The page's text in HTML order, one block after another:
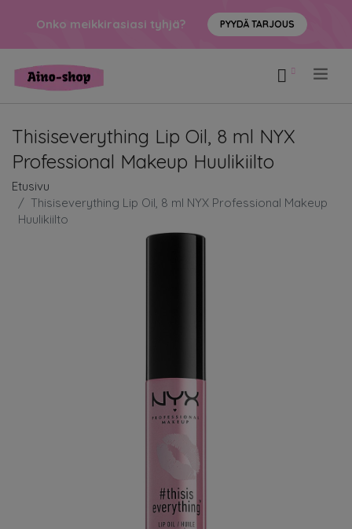
Onko meikkirasiasi tyhjä? PYYDÄ TARJOUS
Thisiseverything Lip Oil, 8 ml NYX
Professional Makeup Huulikiilto
Etusivu
Thisiseverything Lip Oil, 8 ml NYX Professional Makeup
Huulikiilto